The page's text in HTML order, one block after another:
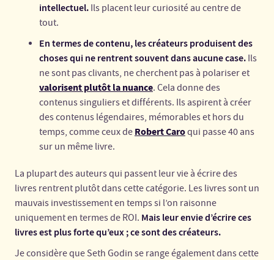
intellectuel. Ils placent leur curiosité au centre de
tout.
En termes de contenu, les créateurs produisent des
choses qui ne rentrent souvent dans aucune case. Ils
ne sont pas clivants, ne cherchent pas à polariser et
valorisent plutôt la nuance. Cela donne des
contenus singuliers et différents. Ils aspirent à créer
des contenus légendaires, mémorables et hors du
temps, comme ceux de Robert Caroqui passe 40 ans
sur un même livre.
La plupart des auteurs qui passent leur vie à écrire des
livres rentrent plutôt dans cette catégorie. Les livres sont un
mauvais investissement en temps si l’on raisonne
uniquement en termes de ROI. Mais leur envie d’écrire ces
livres est plus forte qu’eux ; ce sont des créateurs.
Je considère que Seth Godin se range également dans cette